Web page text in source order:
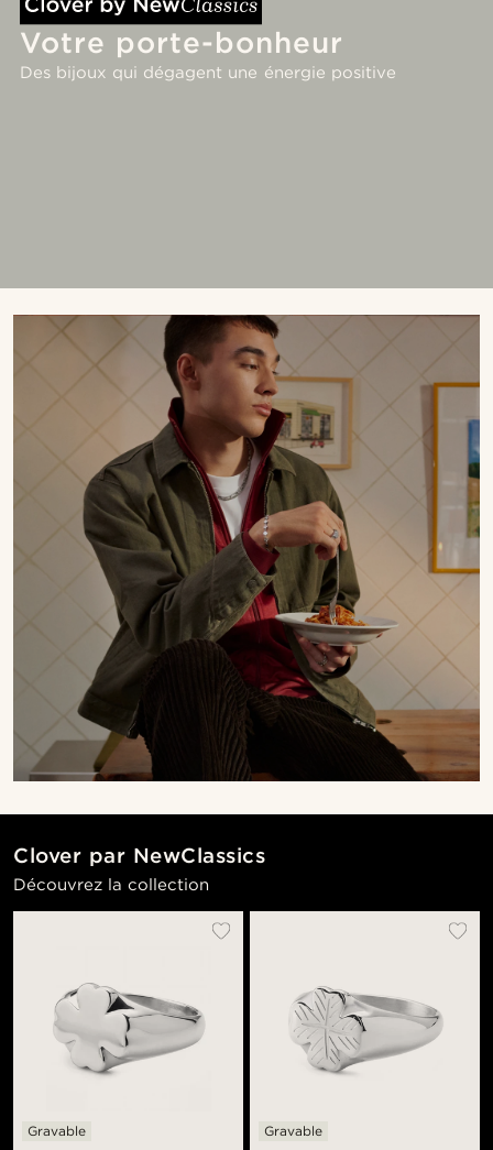
Votre porte-bonheur
Des bijoux qui dégagent une énergie positive
Clover par NewClassics
Découvrez la collection
Gravable Gravable